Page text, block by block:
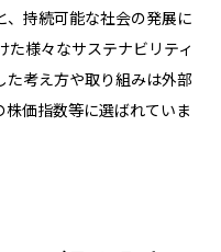
、持続可能な社会の発展に
様々なサステナビリティ
た考え方や取り組みは外部
価指数等に選ばれていま